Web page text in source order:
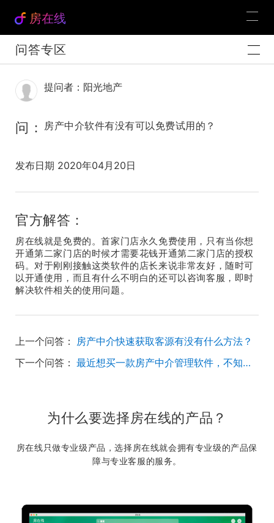
房在线
问答专区
提问者：阳光地产
问： 房产中介软件有没有可以免费试用的？
发布日期 2020年04月20日
官方解答：
房在线就是免费的。首家门店永久免费使用，只有当你想
开通第二家门店的时候才需要花钱开通第二家门店的授权
码。对于刚刚接触这类软件的店长来说非常友好，随时可
以开通使用，而且有什么不明白的还可以咨询客服，即时
解决软件相关的使用问题。
上一个问答： 房产中介快速获取客源有没有什么方法？
下一个问答：
最近想买一款房产中介管理软件，不知道选哪一家的好？
为什么要选择房在线的产品？
房在线只做专业级产品，选择房在线就会拥有专业级的产品保
障与专业客服的服务。